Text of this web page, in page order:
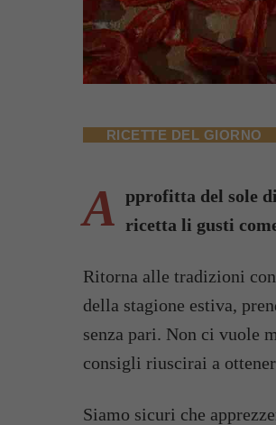
RICETTE DEL GIORNO
A pprofitta del sole
ricetta li gusti
Ritorna alle tradizioni
della stagione estiva,
senza pari. Non ci vuole
consigli riuscirai a
Siamo sicuri che